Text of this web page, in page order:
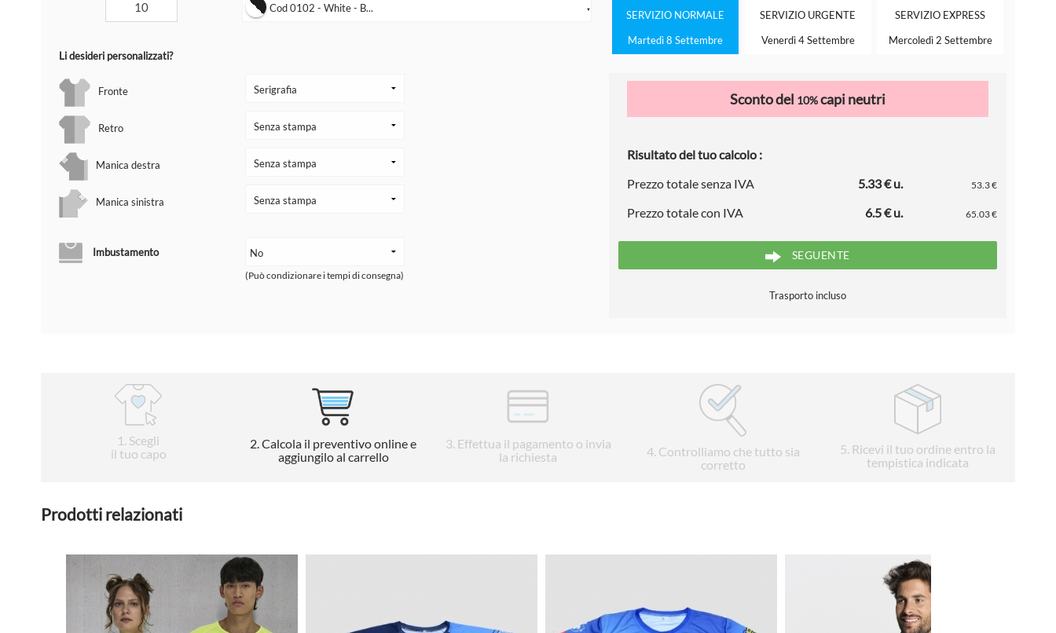
Cod 0102 - White - B... ▼
Li desideri personalizzati?
Fronte
Retro
Manica destra
Manica sinistra
Imbustamento
(Può condizionare i tempi di consegna)
SERVIZIO NORMALE
Martedì 8 Settembre
SERVIZIO URGENTE
Venerdì 4 Settembre
SERVIZIO EXPRESS
Mercoledì 2 Settembre
Sconto del 10%capi neutri
Risultato del tuo calcolo :
Prezzo totale senza IVA
5.33 € u. 53.3 €
Prezzo totale con IVA 6.5 € u. 65.03 €
SEGUENTE
Trasporto incluso
1 . Scegli
il tuo capo
2 . Calcola il preventivo online e
aggiungilo al carrello
3 . Effettua il pagamento o invia
la richiesta
4. Controlliamo che tutto sia
corretto
5. Ricevi il tuo ordine entro la
tempistica indicata
Prodotti relazionati